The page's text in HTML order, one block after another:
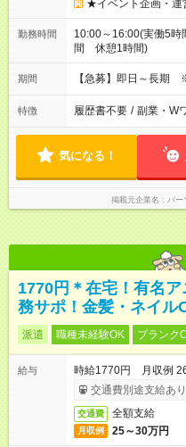
★イベント企画・運
勤務時間
10:00～16:00(実働5
間 休憩1時間)
期間 【急募】即日～長期
特徴 履歴書不要 / 副業・W
気になる！
掲載元企業名 パー
1770円＊在宅！有名
務サポ！金髪・ネイル
派遣 職種未経験OK ブランク
給与
時給1770円 月収例
交通費別途支給あり
交通費 全額支給
月収例 25～30万円